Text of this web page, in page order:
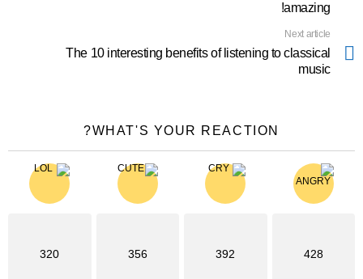
amazing!
Next article
The 10 interesting benefits of listening to classical
music
WHAT'S YOUR REACTION?
428
392
356
320